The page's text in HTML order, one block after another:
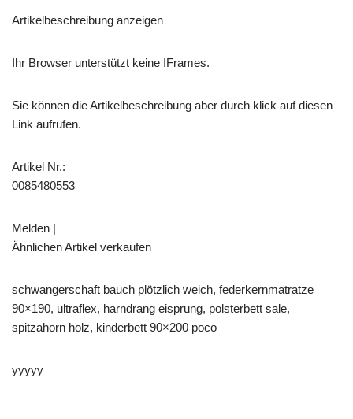
Artikelbeschreibung anzeigen
Ihr Browser unterstützt keine IFrames.
Sie können die Artikelbeschreibung aber durch klick auf diesen
Link aufrufen.
Artikel Nr.:
0085480553
Melden |
Ähnlichen Artikel verkaufen
schwangerschaft bauch plötzlich weich, federkernmatratze
90×190, ultraflex, harndrang eisprung, polsterbett sale,
spitzahorn holz, kinderbett 90×200 poco
yyyyy